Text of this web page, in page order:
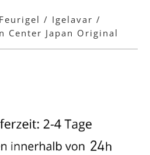
/ Igelavar /
Center Japan Original